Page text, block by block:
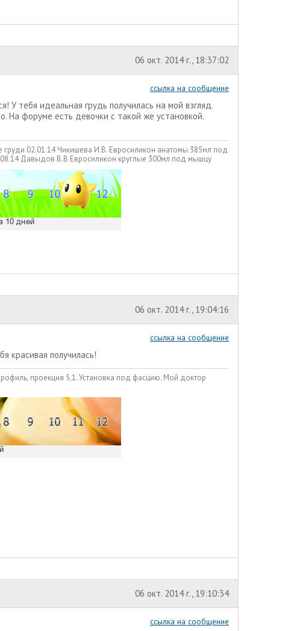
06 окт. 2014 г., 18:37:02
ссылка на сообщение
У тебя идеальная грудь получилась на мой взгляд.
На форуме есть девочки с такой же установкой.
02.01.14 Чикишева И.В. Евросиликон анатомы 385мл под
Давыдов В.В Евросиликон круглые 300мл под мышцу
06 окт. 2014 г., 19:04:16
ссылка на сообщение
красивая получилась!
проекция 5,1. Установка под фасцию. Мой доктор
06 окт. 2014 г., 19:10:34
ссылка на сообщение